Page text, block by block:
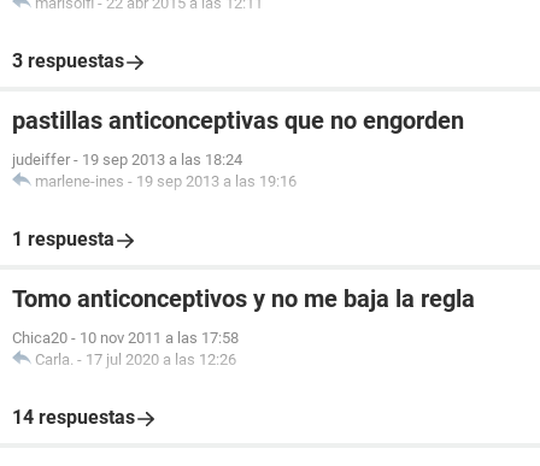
3 respuestas
pastillas anticonceptivas que no engorden
judeiffer - 19 sep 2013 a las 18:24
marlene-ines - 19 sep 2013 a las 19:16
1 respuesta
Tomo anticonceptivos y no me baja la regla
Chica20 - 10 nov 2011 a las 17:58
Carla. - 17 jul 2020 a las 12:26
14 respuestas